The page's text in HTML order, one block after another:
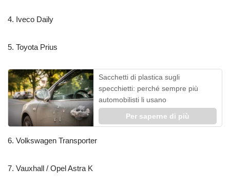
4. Iveco Daily
5. Toyota Prius
Sacchetti di plastica sugli
specchietti: perché sempre più
automobilisti li usano
Per saperne di più
6. Volkswagen Transporter
7. Vauxhall / Opel Astra K